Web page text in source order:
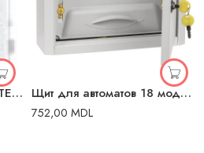
CUTIE PENTRU AUTOMATE 12+2M METAL INTERIOR IP40 MANDEKS Щит для автоматов 18 модулей IP31 ИEK
752,00 MDL